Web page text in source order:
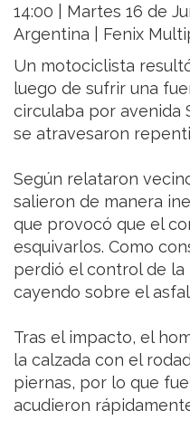
14:00 | Martes 16 de
Argentina | Fenix
Un motociclista
luego de sufrir una
circulaba por avenida
se atravesaron
Según relataron
salieron de manera
que provocó que el
esquivarlos. Como
perdió el control de
cayendo sobre el
Tras el impacto, el
la calzada con el
piernas, por lo que
acudieron